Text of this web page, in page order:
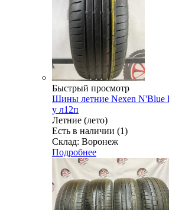
Быстрый просмотр
Шины летние Nexen N'Blue
у л12п
Летние (лето)
Есть в наличии (1)
Склад: Воронеж
Подробнее